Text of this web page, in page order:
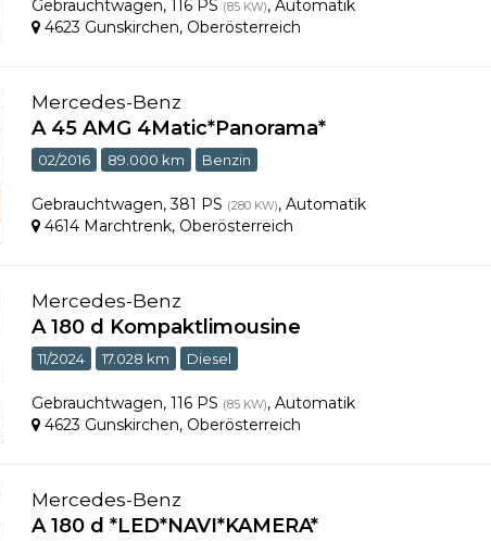
Gebrauchtwagen,116 PS (85 KW),Automatik
4623 Gunskirchen, Oberösterreich
Mercedes-Benz
A 45 AMG 4Matic*Panorama*
02/2016 89.000 km Benzin
Gebrauchtwagen,381 PS (280 KW),Automatik
4614 Marchtrenk, Oberösterreich
Mercedes-Benz
A 180 d Kompaktlimousine
11/2024 17.028 km Diesel
Gebrauchtwagen,116 PS (85 KW),Automatik
4623 Gunskirchen, Oberösterreich
Mercedes-Benz
A 180 d *LED*NAVI*KAMERA*